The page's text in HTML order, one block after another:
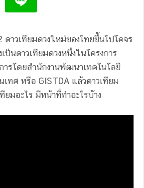
ดาวเทียมดวงใหม่ของไทยขึ้นไปโคจร
ป็นดาวเทียมดวงหนึ่งในโครงการ
ารโดยสำนักงานพัฒนาเทคโนโลยี
เทศ หรือ GISTDA แล้วดาวเทียม
ยมอะไร มีหน้าที่ทำอะไรบ้าง